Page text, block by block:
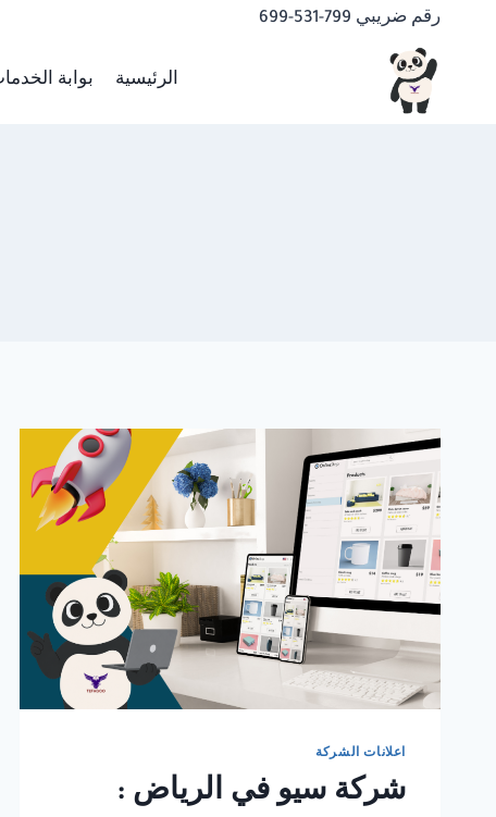
المحتوى
رقم ضريبي 799-531-699
الرئيسية بوابة
اعلانات الشركة
شركة سيو في الرياض :